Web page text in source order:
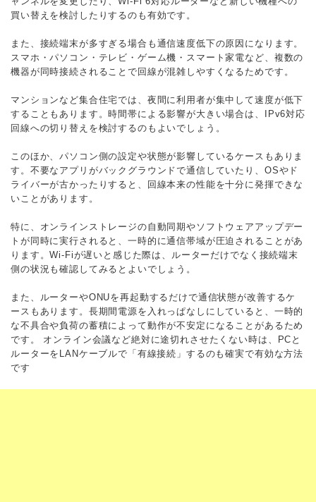
買い替えを検討したりするのも有効です。
また、接続端末が多すぎる場合も通信速度低下の原因になります。
スマホ・パソコン・テレビ・ゲーム機・スマート家電など、複数の
機器が同時接続されることで回線が混雑しやすくなるためです。
マンションなど集合住宅では、夜間に利用者が集中して速度が低下
することもあります。時間帯による影響が大きい場合は、IPv6対応
回線への切り替えを検討するのもよいでしょう。
このほか、パソコン側の設定や状態が影響しているケースもありま
す。不要なアプリがバックグラウンドで通信していたり、OSやド
ライバーが古かったりすると、回線本来の性能を十分に発揮できな
いことがあります。
特に、オンラインストレージの自動同期やソフトウェアアップデー
トが同時に実行されると、一時的に通信帯域が圧迫されることがあ
ります。Wi-Fiが遅いと感じた際は、ルーターだけでなく接続端末
側の状況も確認してみるとよいでしょう。
また、ルーターやONUを再起動するだけで通信状態が改善するケ
ースもあります。長期間電源を入れっぱなしにしていると、一時的
な不具合や負荷の蓄積によって動作が不安定になることがあるため
です。 オンライン会議など絶対に途切れさせたくない時は、PCと
ルーターをLANケーブルで「有線接続」するのも確実で有効な方法
です